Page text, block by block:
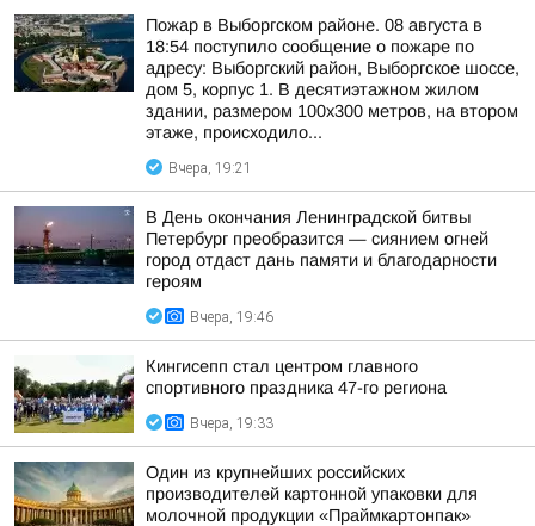
Пожар в Выборгском районе. 08 августа в
18:54 поступило сообщение о пожаре по
адресу: Выборгский район, Выборгское шоссе,
дом 5, корпус 1. В десятиэтажном жилом
здании, размером 100х300 метров, на втором
этаже, происходило...
Вчера, 19:21
В День окончания Ленинградской битвы
Петербург преобразится — сиянием огней
город отдаст дань памяти и благодарности
героям
Вчера, 19:46
Кингисепп стал центром главного
спортивного праздника 47-го региона
Вчера, 19:33
Один из крупнейших российских
производителей картонной упаковки для
молочной продукции «Праймкартонпак»